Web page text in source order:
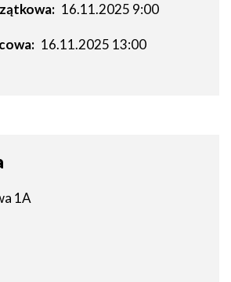
16.11.2025 9:00
16.11.2025 13:00
1A